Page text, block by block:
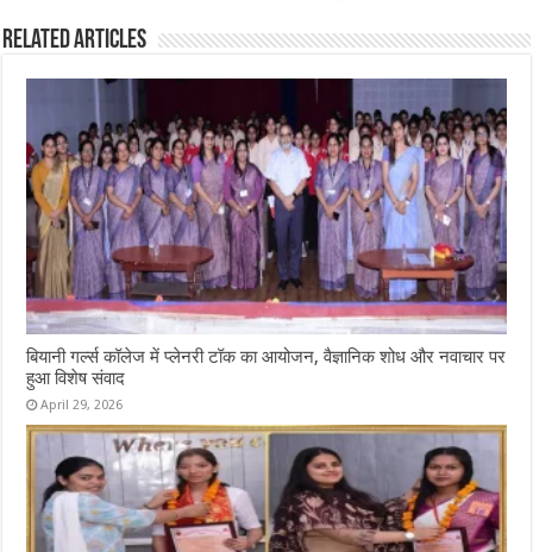
Related Articles
बियानी गर्ल्स कॉलेज में प्लेनरी टॉक का आयोजन, वैज्ञानिक शोध और नवाचार पर
हुआ विशेष संवाद
April 29, 2026